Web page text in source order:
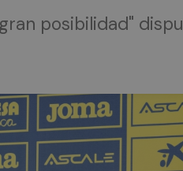
posibilidad"